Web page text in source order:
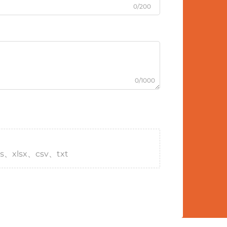
0/200
0/1000
xlsx、csv、txt